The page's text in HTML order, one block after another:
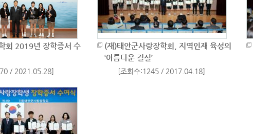
회 2019년 장학증서 수
/ 2021.05.28]
(재)태안군사랑장학회, 지역인재 육성의
‘아름다운 결실’
[조회수:1245 / 2017.04.18]